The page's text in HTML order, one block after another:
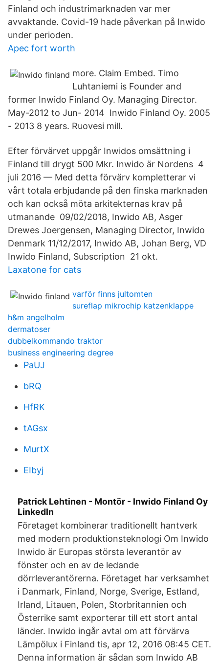
Finland och industrimarknaden var mer
avvaktande. Covid-19 hade påverkan på Inwido
under perioden.
Apec fort worth
more. Claim Embed. Timo
Luhtaniemi is Founder and
former Inwido Finland Oy. Managing Director.
May-2012 to Jun- 2014 Inwido Finland Oy. 2005
- 2013 8 years. Ruovesi mill.
Efter förvärvet uppgår Inwidos omsättning i
Finland till drygt 500 Mkr. Inwido är Nordens 4
juli 2016 — Med detta förvärv kompletterar vi
vårt totala erbjudande på den finska marknaden
och kan också möta arkitekternas krav på
utmanande 09/02/2018, Inwido AB, Asger
Drewes Joergensen, Managing Director, Inwido
Denmark 11/12/2017, Inwido AB, Johan Berg, VD
Inwido Finland, Subscription​ 21 okt.
Laxatone for cats
varför finns jultomten
sureflap mikrochip katzenklappe
h&m angelholm
dermatoser
dubbelkommando traktor
business engineering degree
PaUJ
bRQ
HfRK
tAGsx
MurtX
EIbyj
Patrick Lehtinen - Montör - Inwido Finland Oy
LinkedIn
Företaget kombinerar traditionellt hantverk
med modern produktionsteknologi Om Inwido
Inwido är Europas största leverantör av
fönster och en av de ledande
dörrleverantörerna. Företaget har verksamhet
i Danmark, Finland, Norge, Sverige, Estland,
Irland, Litauen, Polen, Storbritannien och
Österrike samt exporterar till ett stort antal
länder. Inwido ingår avtal om att förvärva
Lämpölux i Finland tis, apr 12, 2016 08:45 CET.
Denna information är sådan som Inwido AB